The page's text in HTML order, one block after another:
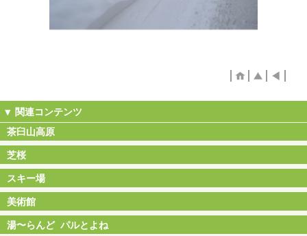
茶臼山高原
芝桜
スキー場
美術館
湯〜らんど パルとよね